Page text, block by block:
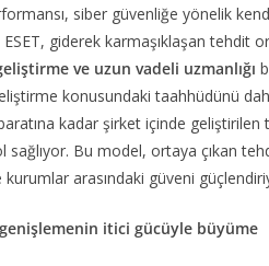
siber güvenliğe yönelik
giderek karmaşıklaşan tehdit
ve uzun vadeli uzmanlığı
konusundaki taahhüdünü
kadar şirket içinde
Bu model, ortaya çıkan
kurumlar arasındaki güveni
itici gücüyle büyüme